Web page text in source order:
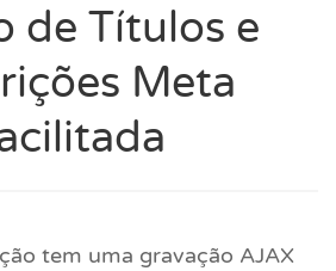
de Títulos e
Meta
tem uma gravação AJAX